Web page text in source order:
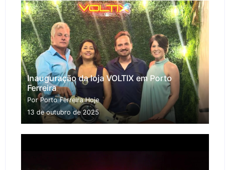
Inauguração da loja VOLTIX em Porto
Ferreira
Por Porto Ferreira Hoje
13 de outubro de 2025